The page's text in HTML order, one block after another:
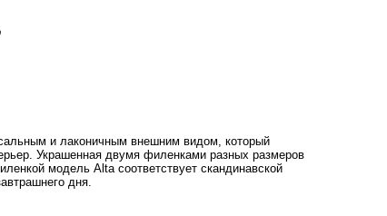
и лаконичным внешним видом, который
Украшенная двумя филенками разных размеров
модель Alta соответствует скандинавской
дня.